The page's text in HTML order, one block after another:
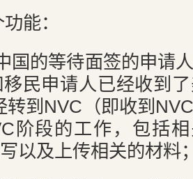
能：
国的等待面签的申请
民申请人已经收到
转到NVC（即收到
阶段的工作，包括
以及上传相关的材料